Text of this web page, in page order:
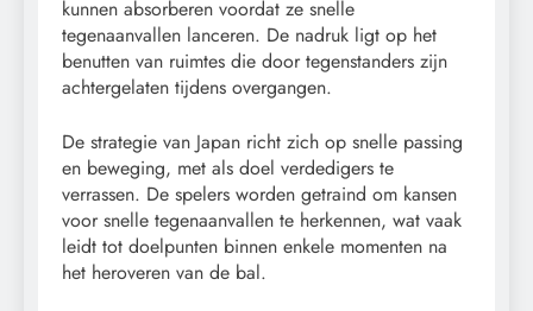
kunnen absorberen voordat ze snelle
tegenaanvallen lanceren. De nadruk ligt op het
benutten van ruimtes die door tegenstanders zijn
achtergelaten tijdens overgangen.
De strategie van Japan richt zich op snelle passing
en beweging, met als doel verdedigers te
verrassen. De spelers worden getraind om kansen
voor snelle tegenaanvallen te herkennen, wat vaak
leidt tot doelpunten binnen enkele momenten na
het heroveren van de bal.